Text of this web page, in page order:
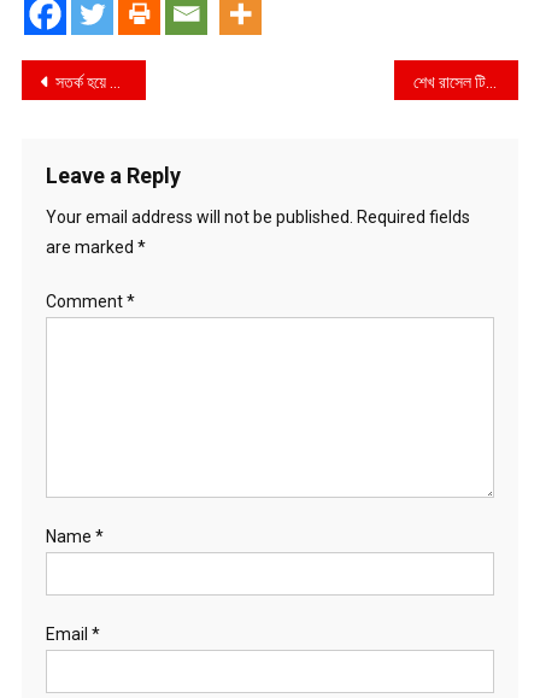
Post
সতর্ক হয়ে সড়কে চলার আহ্বান প্রধানমন্ত্রীর
Leave a Reply
Your email address will not be published.
Required fields
are marked *
Comment*
Name *
Email *